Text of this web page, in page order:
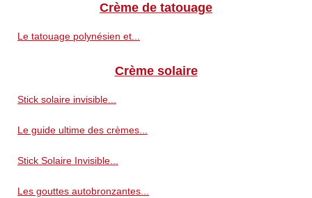
Crème de tatouage
Le tatouage polynésien et...
Crème solaire
Stick solaire invisible...
Le guide ultime des crèmes...
Stick Solaire Invisible...
Les gouttes autobronzantes...